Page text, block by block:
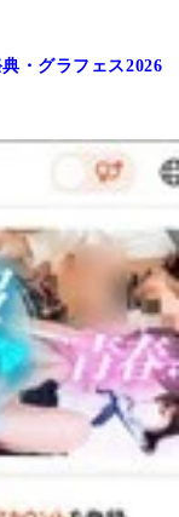
・グラフェス2026